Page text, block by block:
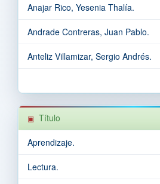
Anajar Rico, Yesenia Thalía.
Andrade Contreras, Juan Pablo.
Anteliz Villamizar, Sergio Andrés.
Título
Aprendizaje.
Lectura.